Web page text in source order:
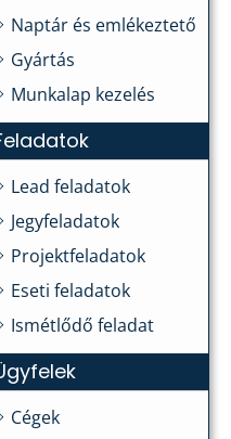
Naptár és emlékeztető
Gyártás
Munkalap kezelés
Lead feladatok
Jegyfeladatok
Projektfeladatok
Eseti feladatok
Ismétlődő feladat
Cégek